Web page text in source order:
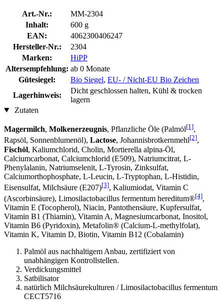
Art.-Nr.:
MM-2304
Inhalt:
600 g
EAN:
4062300406247
Hersteller-Nr.:
2304
Marken:
HiPP
Altersempfehlung: ab 0 Monate
Gütesiegel:
Bio Siegel, EU- / Nicht-EU Bio Zeichen
Lagerhinweis:
Dicht geschlossen halten, Kühl & trocken
lagern
Zutaten
Magermilch, Molkenerzeugnis, Pflanzliche Öle (Palmöl[1],
Rapsöl, Sonnenblumenöl), Lactose, Johannisbrotkernmehl[2],
Fischöl, Kaliumchlorid, Cholin, Mortierella alpina-Öl,
Calciumcarbonat, Calciumchlorid (E509), Natriumcitrat, L-
Phenylalanin, Natriumselenit, L-Tyrosin, Zinksulfat,
Calciumorthophosphate, L-Leucin, L-Tryptophan, L-Histidin,
Eisensulfat, Milchsäure (E207)[3], Kaliumiodat, Vitamin C
(Ascorbinsäure), Limosilactobacillus fermentum hereditum®[4],
Vitamin E (Tocopherol), Niacin, Pantothensäure, Kupfersulfat,
Vitamin B1 (Thiamin), Vitamin A, Magnesiumcarbonat, Inositol,
Vitamin B6 (Pyridoxin), Metafolin® (Calcium-L-methylfolat),
Vitamin K, Vitamin D, Biotin, Vitamin B12 (Cobalamin)
Palmöl aus nachhaltigem Anbau, zertifiziert von
unabhängigen Kontrollstellen.
Verdickungsmittel
Satbilisator
natürlich Milchsäurekulturen / Limosilactobacillus fermentum
CECT5716